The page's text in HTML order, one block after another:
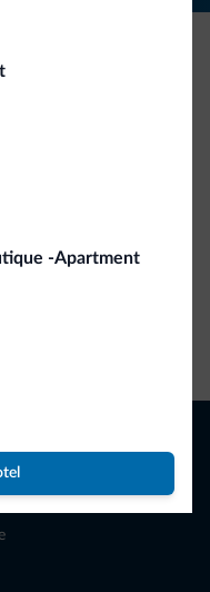
-Apartment
collezione firmata